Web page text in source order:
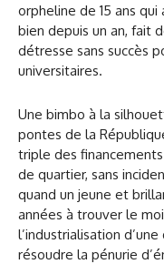
orpheline de 15 ans
bien depuis un an, fait
détresse sans succès
universitaires.
Une bimbo à la
pontes de la
triple des
de quartier, sans
quand un jeune et
années à trouver le
l’industrialisation
résoudre la pénurie